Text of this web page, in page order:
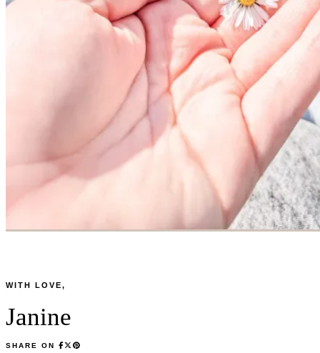
WITH LOVE,
Janine
SHARE ON